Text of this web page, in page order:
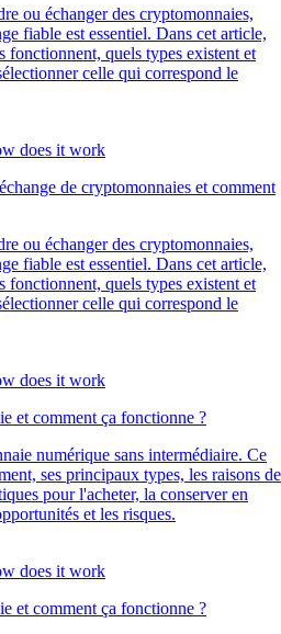
ou échanger des cryptomonnaies,
fiable est essentiel. Dans cet article,
fonctionnent, quels types existent et
celle qui correspond le
de cryptomonnaies et comment
ou échanger des cryptomonnaies,
fiable est essentiel. Dans cet article,
fonctionnent, quels types existent et
celle qui correspond le
et comment ça fonctionne ?
numérique sans intermédiaire. Ce
ses principaux types, les raisons de
pour l'acheter, la conserver en
et les risques.
et comment ça fonctionne ?